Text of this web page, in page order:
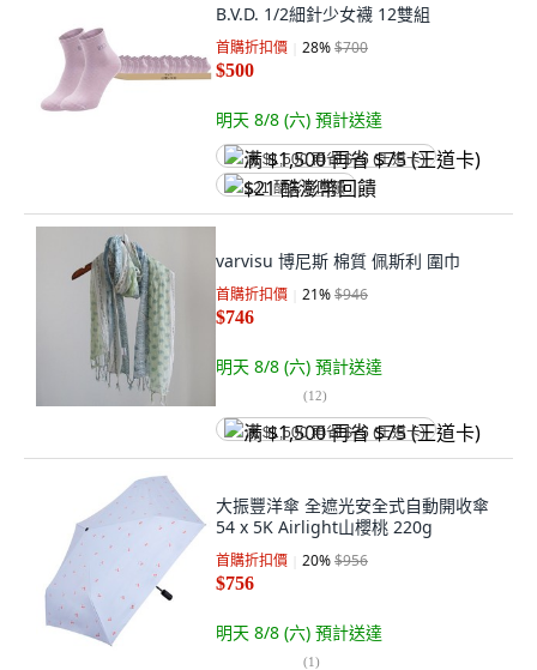
B.V.D. 1/2細針少女襪 12雙組
首購折扣價 28%$700
$500
明天 8/8 (六) 預計送達
满 $1,500 再省 $75 (王道卡)
$21 酷澎幣回饋
varvisu 博尼斯 棉質 佩斯利 圍巾
首購折扣價 21%$946
$746
明天 8/8 (六) 預計送達
(12)
满 $1,500 再省 $75 (王道卡)
大振豐洋傘 全遮光安全式自動開收傘
54 x 5K Airlight山櫻桃 220g
首購折扣價 20%$956
$756
明天 8/8 (六) 預計送達
(1)